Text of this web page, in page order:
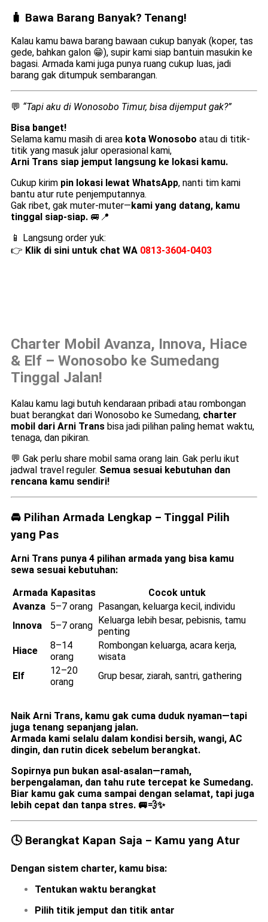
🧳 Bawa Barang Banyak? Tenang!
Kalau kamu bawa barang bawaan cukup banyak (koper, tas
gede, bahkan galon 😁), supir kami siap bantuin masukin ke
bagasi. Armada kami juga punya ruang cukup luas, jadi
barang gak ditumpuk sembarangan.
💬 “Tapi aku di Wonosobo Timur, bisa dijemput gak?”
Bisa banget!
Selama kamu masih di area kota Wonosobo atau di titik-
titik yang masuk jalur operasional kami,
Arni Trans siap jemput langsung ke lokasi kamu.
Cukup kirim pin lokasi lewat WhatsApp, nanti tim kami
bantu atur rute penjemputannya.
Gak ribet, gak muter-muter— kami yang datang, kamu
tinggal siap-siap. 🚐📍
📱 Langsung order yuk:
👉 Klik di sini untuk chat WA 0813-3604-0403
Charter Mobil Avanza, Innova, Hiace
& Elf – Wonosobo ke Sumedang
Tinggal Jalan!
Kalau kamu lagi butuh kendaraan pribadi atau rombongan
buat berangkat dari Wonosobo ke Sumedang, charter
mobil dari Arni Trans bisa jadi pilihan paling hemat waktu,
tenaga, dan pikiran.
💬 Gak perlu share mobil sama orang lain. Gak perlu ikut
jadwal travel reguler. Semua sesuai kebutuhan dan
rencana kamu sendiri!
🚘 Pilihan Armada Lengkap – Tinggal Pilih
yang Pas
Arni Trans punya 4 pilihan armada yang bisa kamu
sewa sesuai kebutuhan:
Armada Kapasitas
Cocok untuk
Avanza 5–7 orang Pasangan, keluarga kecil, individu
Innova
5–7 orang Keluarga lebih besar, pebisnis, tamu
penting
Hiace
8–14
orang
Rombongan keluarga, acara kerja,
wisata
Elf
12–20
orang
Grup besar, ziarah, santri, gathering
Naik Arni Trans, kamu gak cuma duduk nyaman—tapi
juga tenang sepanjang jalan.
Armada kami selalu dalam kondisi bersih, wangi, AC
dingin, dan rutin dicek sebelum berangkat.
Sopirnya pun bukan asal-asalan—ramah,
berpengalaman, dan tahu rute tercepat ke Sumedang.
Biar kamu gak cuma sampai dengan selamat, tapi juga
lebih cepat dan tanpa stres. 🚐💨✨
🕓 Berangkat Kapan Saja – Kamu yang Atur
Dengan sistem charter, kamu bisa:
Tentukan waktu berangkat
Pilih titik jemput dan titik antar